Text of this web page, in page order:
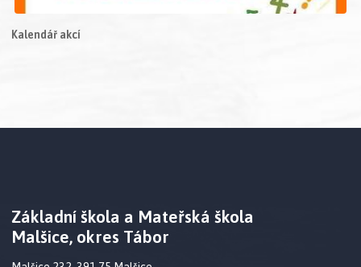
Kalendář akcí
Základní škola a Mateřská škola
Malšice, okres Tábor